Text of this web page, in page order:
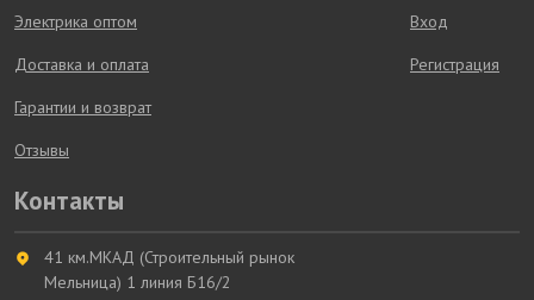
Контакты
41 км.МКАД (Строительный рынок
Мельница) 1 линия Б16/2
Электрика оптом
Доставка и оплата
Гарантии и возврат
Отзывы
Вход
Регистрация